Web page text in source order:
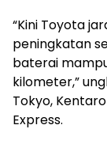
“Kini Toyota
peningkatan
baterai
kilometer,”
Tokyo,
Express.